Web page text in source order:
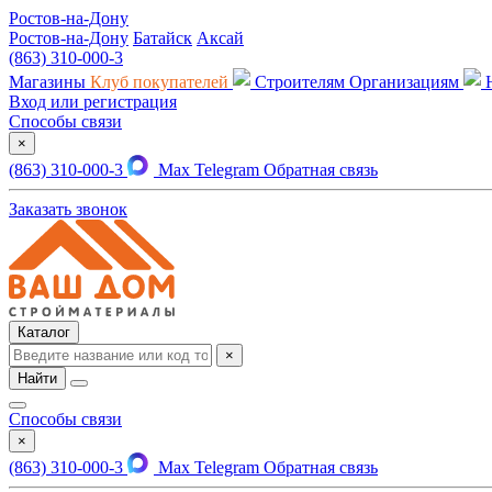
Ростов-на-Дону
Ростов-на-Дону Батайск Аксай
(863) 310-000-3
Магазины Клуб покупателей Строителям Организациям
Вход или регистрация
Способы связи
×
(863) 310-000-3 Max Telegram Обратная связь
Заказать звонок
Каталог
×
Найти
Способы связи
×
(863) 310-000-3 Max Telegram Обратная связь